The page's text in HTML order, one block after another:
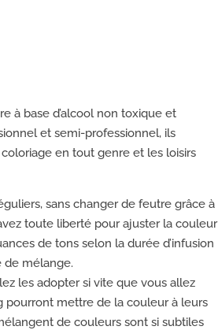
à base d’alcool non toxique et
et semi-professionnel, ils
en tout genre et les loisirs
sans changer de feutre grâce à
toute liberté pour ajuster la couleur
de tons selon la durée d’infusion
de mélange.
les adopter si vite que vous allez
pourront mettre de la couleur à leurs
de couleurs sont si subtiles